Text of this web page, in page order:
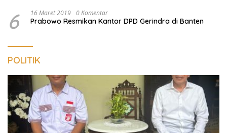
6 16 Maret 2019 0 Komentar
Prabowo Resmikan Kantor DPD Gerindra di Banten
POLITIK